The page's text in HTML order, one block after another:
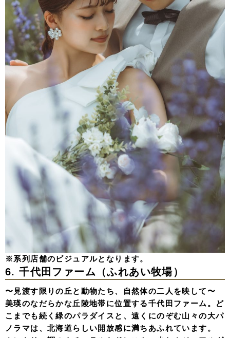
※系列店舗のビジュアルとなります。
6. 千代田ファーム（ふれあい牧場）
〜見渡す限りの丘と動物たち、自然体の二人を映して〜
美瑛のなだらかな丘陵地帯に位置する千代田ファーム。ど
こまでも続く緑のパラダイスと、遠くにのぞむ山々の大パ
ノラマは、北海道らしい開放感に満ちあふれています。